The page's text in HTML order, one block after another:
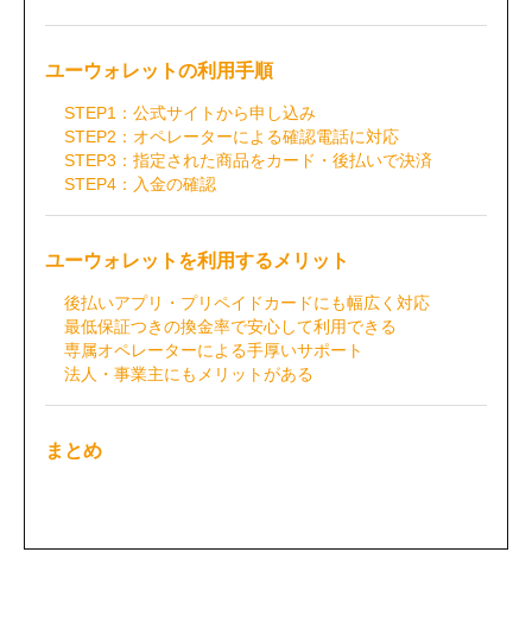
ユーウォレットの利用手順
STEP1：公式サイトから申し込み
STEP2：オペレーターによる確認電話に対応
STEP3：指定された商品をカード・後払いで決済
STEP4：入金の確認
ユーウォレットを利用するメリット
後払いアプリ・プリペイドカードにも幅広く対応
最低保証つきの換金率で安心して利用できる
専属オペレーターによる手厚いサポート
法人・事業主にもメリットがある
まとめ